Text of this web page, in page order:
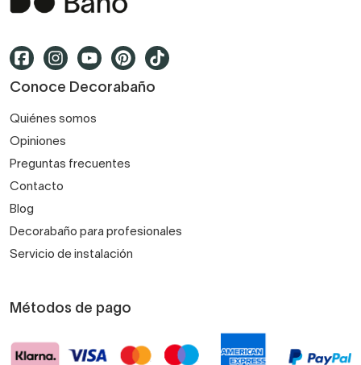
Conoce Decorabaño
Quiénes somos
Opiniones
Preguntas frecuentes
Contacto
Blog
Decorabaño para profesionales
Servicio de instalación
Métodos de pago